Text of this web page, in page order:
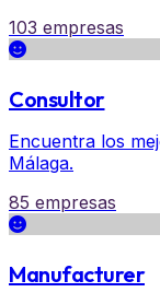
103 empresas
Consultor
Encuentra los
Málaga.
85 empresas
Manufacturer